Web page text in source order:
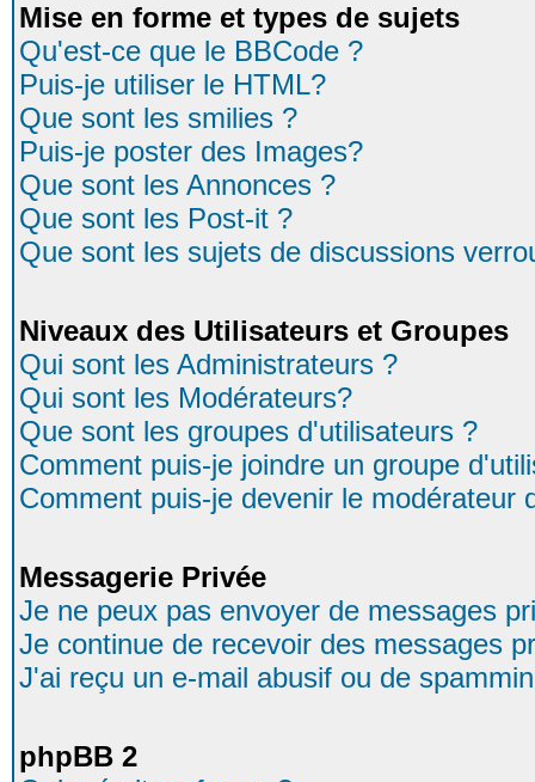
Mise en forme et types de sujets
Qu'est-ce que le BBCode ?
Puis-je utiliser le HTML?
Que sont les smilies ?
Puis-je poster des Images?
Que sont les Annonces ?
Que sont les Post-it ?
Que sont les sujets de discussions
Niveaux des Utilisateurs et Groupes
Qui sont les Administrateurs ?
Qui sont les Modérateurs?
Que sont les groupes d'utilisateurs ?
Comment puis-je joindre un groupe
Comment puis-je devenir le modérateur
Messagerie Privée
Je ne peux pas envoyer de messages
Je continue de recevoir des messages
J'ai reçu un e-mail abusif ou de
phpBB 2